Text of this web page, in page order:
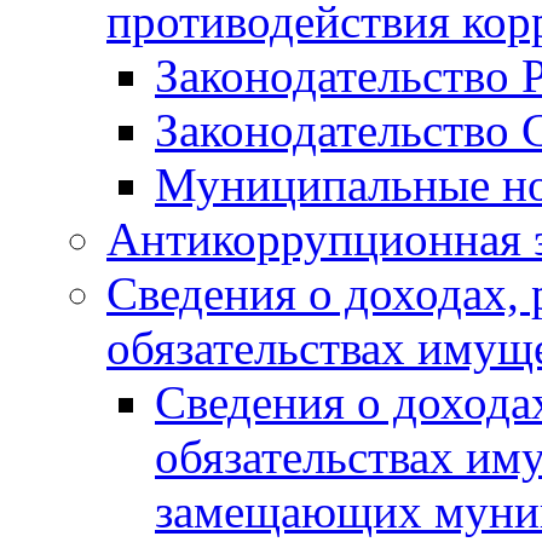
противодействия
Законодательство
Муниципальные
Антикоррупционная
Сведения о доходах,
обязательствах
Сведения о
обязательствах
замещающих